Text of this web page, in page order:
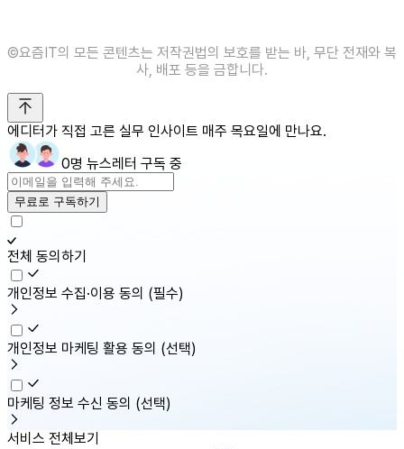
©️요즘IT의 모든 콘텐츠는 저작권법의 보호를 받는 바, 무단 전재와 복
사, 배포 등을 금합니다.
에디터가 직접 고른 실무 인사이트 매주 목요일에 만나요.
0명 뉴스레터 구독 중
무료로 구독하기
전체 동의하기
개인정보 수집·이용 동의 (필수)
개인정보 마케팅 활용 동의 (선택)
마케팅 정보 수신 동의 (선택)
서비스 전체보기